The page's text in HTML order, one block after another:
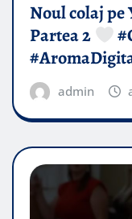
Noul colaj pe
Partea 2
admin